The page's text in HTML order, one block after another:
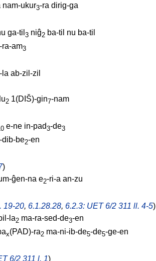
nam-ukur3-ra dirig-ga
ga-til 3 niĝ2 ba-til nu ba-til
-ra-am3
la ab-zil-zil
lu2 1(DIŠ)-gin7-nam
e-ne in-pad3-de3
dib-be2-en
)
ĝen-na e2-ri-a an-zu
19-20, 6.1.28.28, 6.2.3: UET 6/2 311 ll. 4-5)
la2 ma-ra-sed-de3-en
x(PAD)-ra2 ma-ni-ib-de5-de5-ge-en
6/2 311 l. 1)